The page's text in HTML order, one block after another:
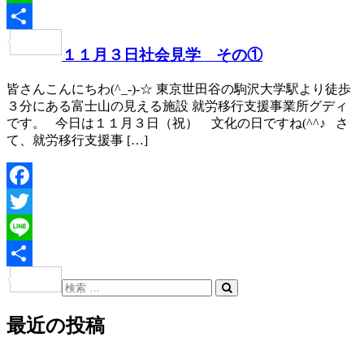
Line
１１月３日社会見学 その①
皆さんこんにちわ(^_-)-☆ 東京世田谷の駒沢大学駅より徒歩
３分にある富士山の見える施設 就労移行支援事業所グディ
です。 今日は１１月３日（祝） 文化の日ですね(^^♪ さ
て、就労移行支援事 […]
Facebook
Twitter
Line
共
投
稿
検
検
最近の投稿